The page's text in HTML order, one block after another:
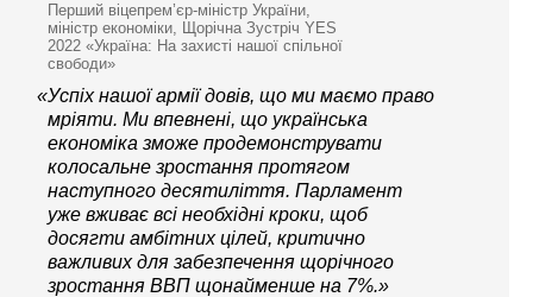
Перший віцепрем’єр-міністр України,
міністр економіки, Щорічна Зустріч YES
2022 «Україна: На захисті нашої спільної
свободи»
«Успіх нашої армії довів, що ми маємо право
мріяти. Ми впевнені, що українська
економіка зможе продемонструвати
колосальне зростання протягом
наступного десятиліття. Парламент
уже вживає всі необхідні кроки, щоб
досягти амбітних цілей, критично
важливих для забезпечення щорічного
зростання ВВП щонайменше на 7%.»